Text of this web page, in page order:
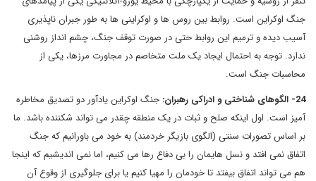
جنگ اوکراین است. روابط بین روس ها و اوکراینی ها به طور جبران ناپذیری
آسیب دیده و ترمیم این روابط حتی در صورت توقف جنگ، چشم انداز روشنی
ندارد. توجه به احتمال ایجاد یک ملت متخاصم در مجاورت مرزها، یکی از
محاسبات جنگ است.
24- الگوهای شناختی و ادراکی رهبران:
جنگ اوکراین یادآور دو تصدیق مخاطره
آمیز است. اول اینکه صلح و ثبات در یک منطقه چقدر می تواند شکننده باشد. ما
بر اساس تصورات سنتی (الگوی بازیگر خردمند) به خود می باورانیم که جنگ
اتفاق نمی افتد و نسل هایمان را بی دفاع رها می کنیم، اما نمی اندیشیم که اینجا
هم می تواند اتفاق بیفتد تا خودمان را مهیا کنیم یا برای جلوگیری از وقوع آن